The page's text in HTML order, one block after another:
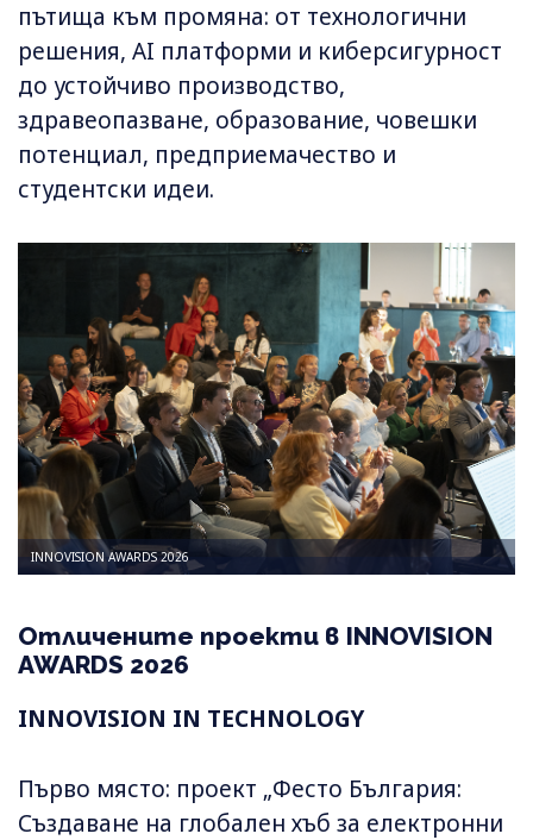
пътища към промяна: от технологични
решения, AI платформи и киберсигурност
до устойчиво производство,
здравеопазване, образование, човешки
потенциал, предприемачество и
студентски идеи.
INNOVISION AWARDS 2026
Отличените проекти в INNOVISION
AWARDS 2026
INNOVISION IN TECHNOLOGY
Първо място: проект „Фесто България:
Създаване на глобален хъб за електронни